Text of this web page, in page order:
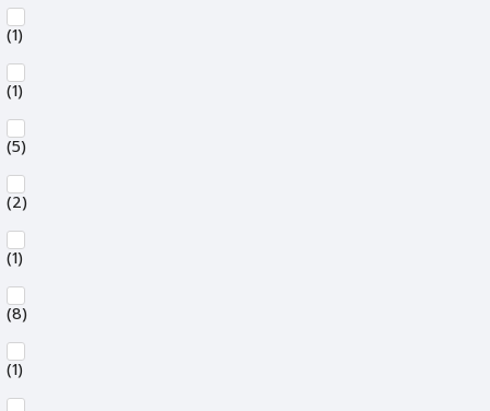
(1)
(1)
(5)
(2)
(1)
(8)
(1)